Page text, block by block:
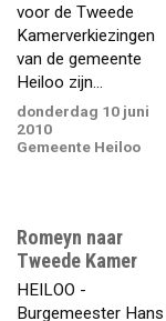
voor de Tweede
Kamerverkiezingen
van de gemeente
Heiloo zijn...
donderdag 10 juni
2010
Gemeente Heiloo
Romeyn naar
Tweede Kamer
HEILOO -
Burgemeester Hans